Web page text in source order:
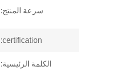
سرعة المنتج:
certification:
الكلمة الرئيسية: